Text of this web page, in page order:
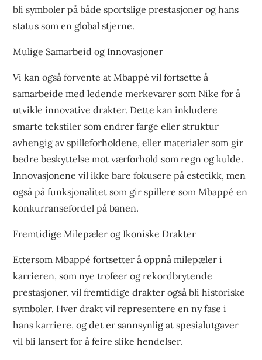
bli symboler på både sportslige prestasjoner og hans
status som en global stjerne.
Mulige Samarbeid og Innovasjoner
Vi kan også forvente at Mbappé vil fortsette å
samarbeide med ledende merkevarer som Nike for å
utvikle innovative drakter. Dette kan inkludere
smarte tekstiler som endrer farge eller struktur
avhengig av spilleforholdene, eller materialer som gir
bedre beskyttelse mot værforhold som regn og kulde.
Innovasjonene vil ikke bare fokusere på estetikk, men
også på funksjonalitet som gir spillere som Mbappé en
konkurransefordel på banen.
Fremtidige Milepæler og Ikoniske Drakter
Ettersom Mbappé fortsetter å oppnå milepæler i
karrieren, som nye trofeer og rekordbrytende
prestasjoner, vil fremtidige drakter også bli historiske
symboler. Hver drakt vil representere en ny fase i
hans karriere, og det er sannsynlig at spesialutgaver
vil bli lansert for å feire slike hendelser.